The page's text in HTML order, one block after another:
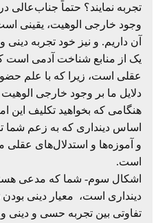
تجربه نمایند؟ حتماً جناب‌عالی
وجود خارجی الوهیت، یقینی
آن داریم. و نیز خود تجربه
یک از منابع شناخت آدمی است
عقلی است، زیرا که با علم
دلایل ما بر وجود خارجی
هنگامی که بخواهید تکلیف این
اساس دینداری که به زعم شما
و آموزه‌ها و استدلال‌های عقلی
است.
اشکال سوم- شما که مدعی
دینداری است، معیار دینی بودن
تفاوتی بین تجربه حسی و دینی